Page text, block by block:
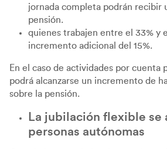
jornada completa podrán recibir
pensión.
quienes trabajen entre el 33% y
incremento adicional del 15%.
En el caso de actividades por cuenta
podrá alcanzarse un incremento de
sobre la pensión.
La jubilación flexible se
personas autónomas